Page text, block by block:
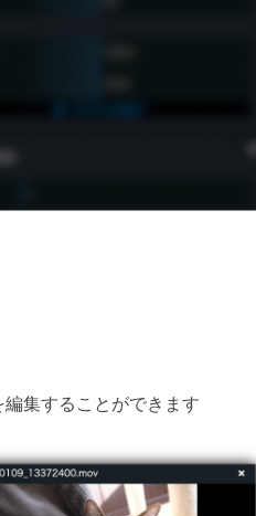
集することができます